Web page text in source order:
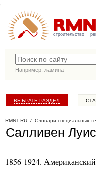
строительство
Например, ламинат
ВЫБРАТЬ РАЗДЕЛ
RMNT.RU / Словари специальных
Салливен
1856-1924.